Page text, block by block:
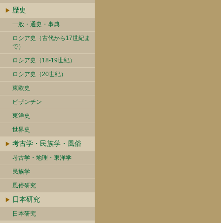
歴史
一般・通史・事典
ロシア史（古代から17世紀ま
で）
ロシア史（18-19世紀）
ロシア史（20世紀）
東欧史
ビザンチン
東洋史
世界史
考古学・民族学・風俗
考古学・地理・東洋学
民族学
風俗研究
日本研究
日本研究